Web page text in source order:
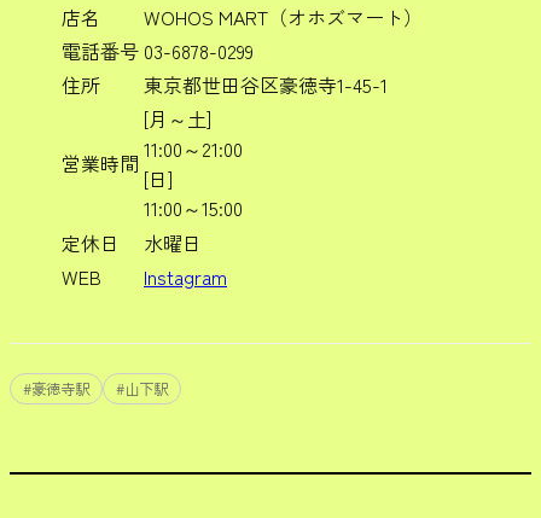
店名
WOHOS MART（オホズマート）
電話番号 03-6878-0299
住所
東京都世田谷区豪徳寺1-45-1
営業時間
[月～土]
11:00～21:00
[日]
11:00～15:00
定休日
水曜日
WEB
Instagram
#豪徳寺駅 #山下駅